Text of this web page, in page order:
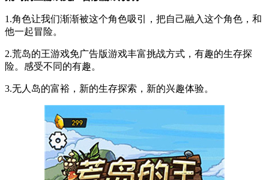
1.角色让我们渐渐被这个角色吸引，把自己融入这个角色，和
他一起冒险。
2.荒岛的王游戏免广告版游戏丰富挑战方式，有趣的生存探
险。感受不同的有趣。
3.无人岛的富裕，新的生存探索，新的兴趣体验。